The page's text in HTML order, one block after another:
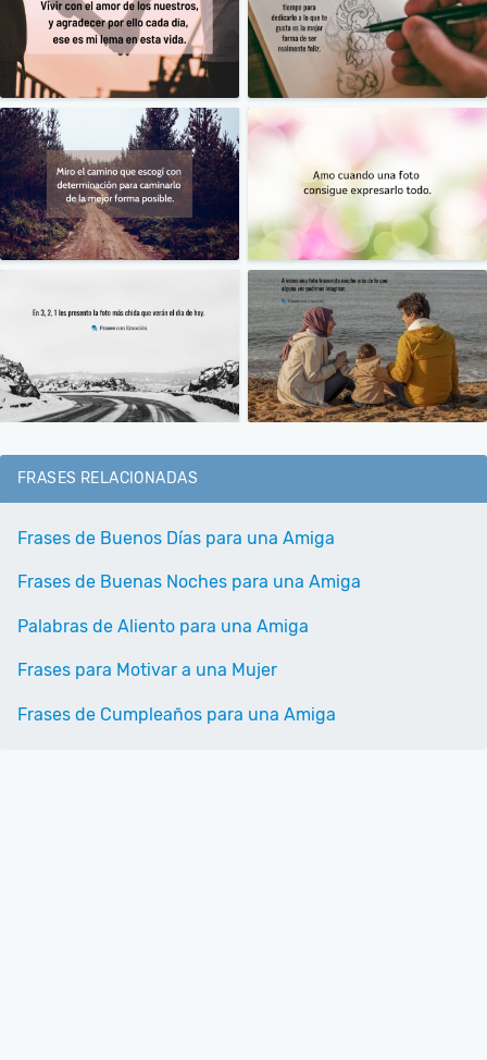
FRASES RELACIONADAS
Frases de Buenos Días para una Amiga
Frases de Buenas Noches para una Amiga
Palabras de Aliento para una Amiga
Frases para Motivar a una Mujer
Frases de Cumpleaños para una Amiga